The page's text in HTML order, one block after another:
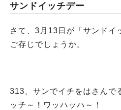
サンドイッチデー
さて、3月13日が「サンドイ
ご存じでしょうか。
313、サンでイチをはさんで
ッチ～！ワッハッハ～！